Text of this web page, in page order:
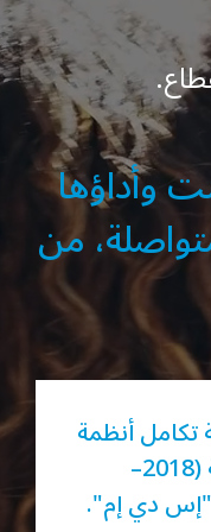
وأداؤها
من
تكامل أنظمة
لمدة ثماني سنوات متتالية (2018–